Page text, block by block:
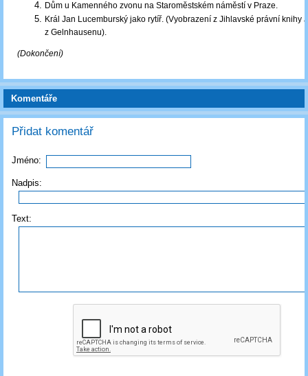
Dům u Kamenného zvonu na Staroměstském náměstí v Praze.
Král Jan Lucemburský jako rytíř. (Vyobrazení z Jihlavské právní knihy
z Gelnhausenu).
(Dokončení)
Komentáře
Přidat komentář
Jméno:
Nadpis:
Text: